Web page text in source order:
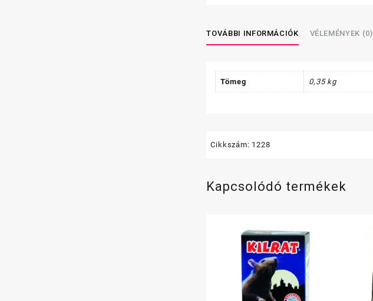
TOVÁBBI INFORMÁCIÓK VÉLEMÉNYEK (0)
Tömeg 0,35 kg
Cikkszám: 1228
Kapcsolódó termékek